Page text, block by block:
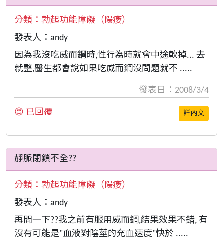
分類： 勃起功能障礙（陽痿）
發表人：andy
因為我沒吃威而鋼時,性行為時就會中途軟掉... 去
就整,醫生都會說如果吃威而鋼沒問題就不 .....
發表日：2008/3/4
😍 已回覆 詳內文
靜脈閉鎖不全??
分類： 勃起功能障礙（陽痿）
發表人：andy
再問一下??我之前有服用威而鋼,結果效果不錯, 有
沒有可能是"血液對陰莖的充血速度"快於 .....